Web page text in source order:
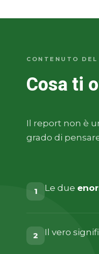
CONTENUTO DEL
Cosa ti
Il report non è
grado di
1 Le due
2 Il vero